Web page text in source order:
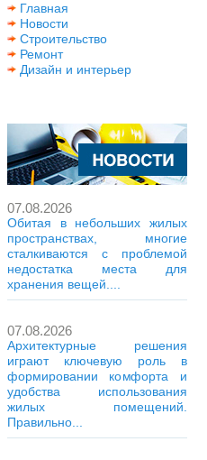
Главная
Новости
Строительство
Ремонт
Дизайн и интерьер
07.08.2026
Обитая в небольших жилых
пространствах, многие
сталкиваются с проблемой
недостатка места для
хранения вещей....
07.08.2026
Архитектурные решения
играют ключевую роль в
формировании комфорта и
удобства использования
жилых помещений.
Правильно...